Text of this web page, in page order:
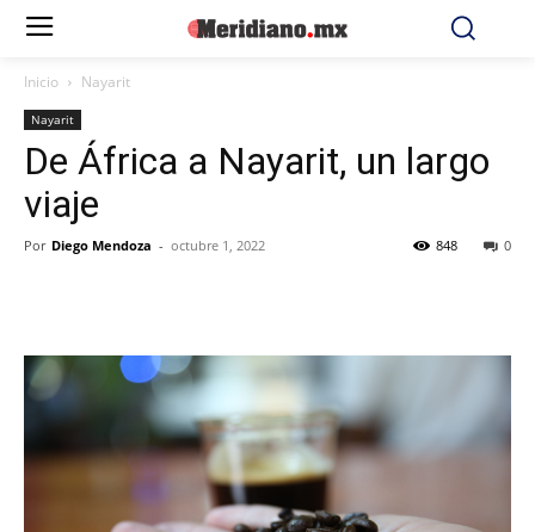
Inicio Nayarit
Nayarit
De África a Nayarit, un largo
viaje
Por Diego Mendoza - octubre 1, 2022 0
848